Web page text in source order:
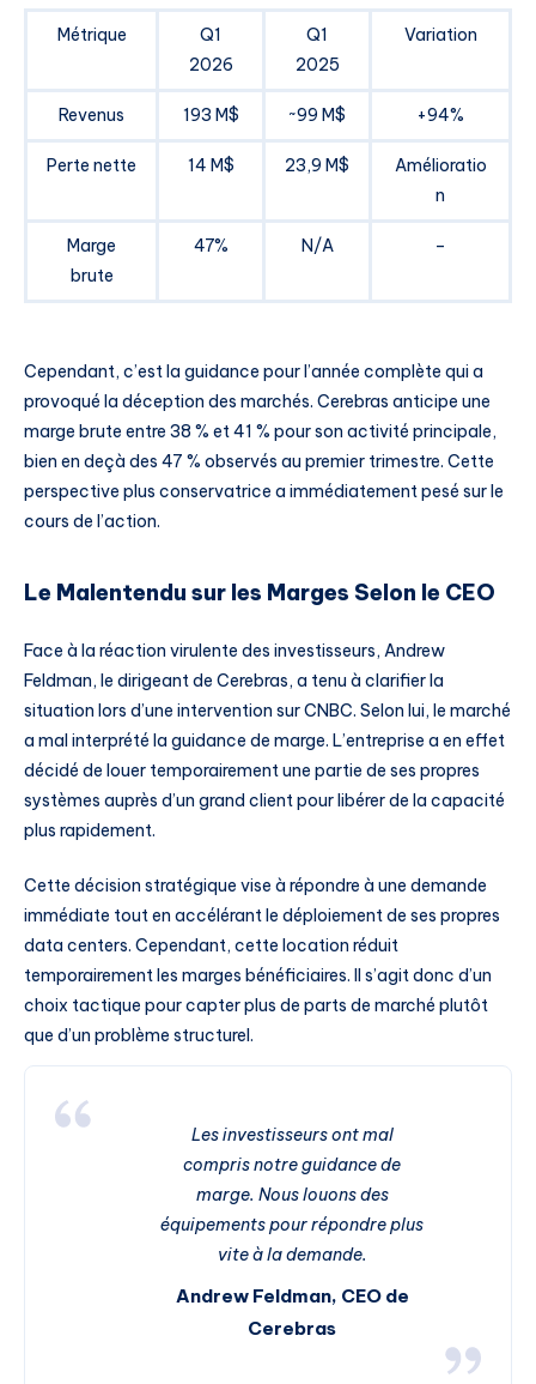
Métrique
Q1
2026
Q1
2025
Variation
Revenus 193 M$ ~99 M$ +94%
Perte nette 14 M$ 23,9 M$
Amélioratio
n
Marge
brute
47% N/A –
Cependant, c’est la guidance pour l’année complète qui a
provoqué la déception des marchés. Cerebras anticipe une
marge brute entre 38 % et 41 % pour son activité principale,
bien en deçà des 47 % observés au premier trimestre. Cette
perspective plus conservatrice a immédiatement pesé sur le
cours de l’action.
Le Malentendu sur les Marges Selon le CEO
Face à la réaction virulente des investisseurs, Andrew
Feldman, le dirigeant de Cerebras, a tenu à clarifier la
situation lors d’une intervention sur CNBC. Selon lui, le marché
a mal interprété la guidance de marge. L’entreprise a en effet
décidé de louer temporairement une partie de ses propres
systèmes auprès d’un grand client pour libérer de la capacité
plus rapidement.
Cette décision stratégique vise à répondre à une demande
immédiate tout en accélérant le déploiement de ses propres
data centers. Cependant, cette location réduit
temporairement les marges bénéficiaires. Il s’agit donc d’un
choix tactique pour capter plus de parts de marché plutôt
que d’un problème structurel.
Les investisseurs ont mal
compris notre guidance de
marge. Nous louons des
équipements pour répondre plus
vite à la demande.
Andrew Feldman, CEO de
Cerebras